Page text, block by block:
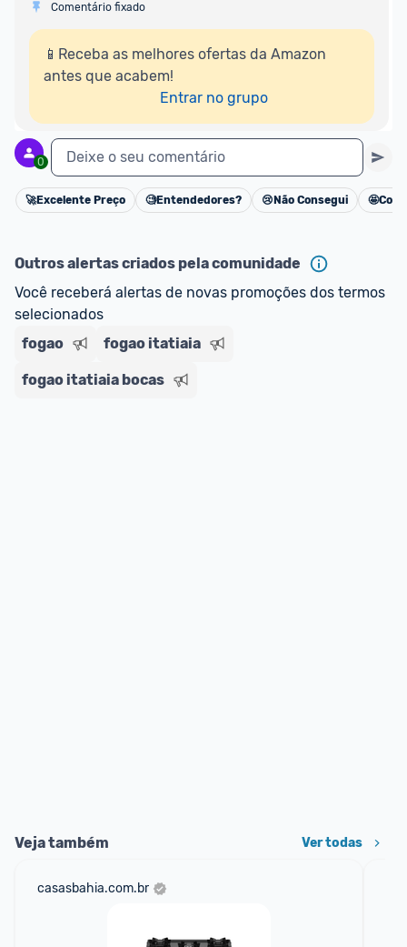
Comentário fixado
📱Receba as melhores ofertas da Amazon
antes que acabem!
Entrar no grupo
0 Deixe o seu comentário
Cancelar
🚀Excelente Preço 🧐Entendedores? 😢 Não Consegui 🤩
Outros alertas criados pela comunidade
Você receberá alertas de novas promoções dos termos
selecionados
fogao
fogao itatiaia
fogao itatiaia bocas
Veja também Ver todas
casasbahia.com.br